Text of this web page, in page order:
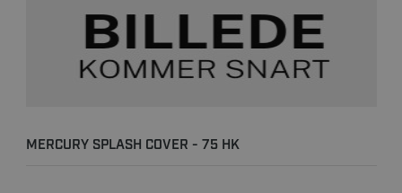
MERCURY SPLASH COVER - 75 HK